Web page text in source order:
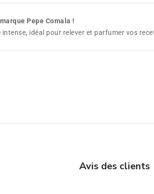
Pepe Comala !
idéal pour relever et parfumer vos
Avis des clients